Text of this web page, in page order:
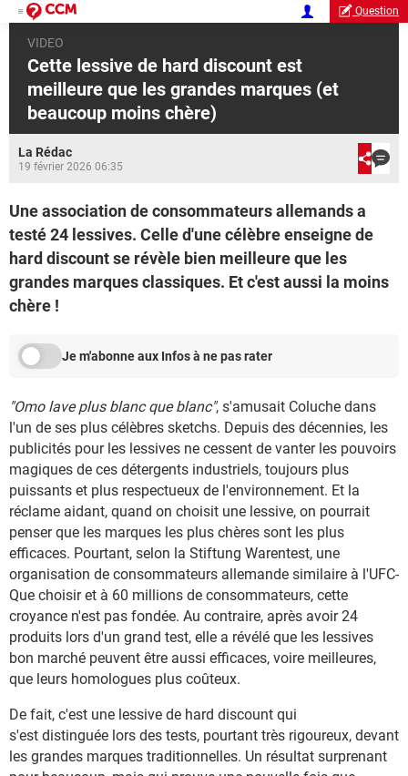
Question
VIDEO
Cette lessive de hard discount est
meilleure que les grandes marques (et
beaucoup moins chère)
La Rédac
19 février 2026 06:35
Une association de consommateurs allemands a
testé 24 lessives. Celle d'une célèbre enseigne de
hard discount se révèle bien meilleure que les
grandes marques classiques. Et c'est aussi la moins
chère !
Je m'abonne aux Infos à ne pas rater
"Omo lave plus blanc que blanc", s'amusait Coluche dans
l'un de ses plus célèbres sketchs. Depuis des décennies, les
publicités pour les lessives ne cessent de vanter les pouvoirs
magiques de ces détergents industriels, toujours plus
puissants et plus respectueux de l'environnement. Et la
réclame aidant, quand on choisit une lessive, on pourrait
penser que les marques les plus chères sont les plus
efficaces. Pourtant, selon la Stiftung Warentest, une
organisation de consommateurs allemande similaire à l'UFC-
Que choisir et à 60 millions de consommateurs, cette
croyance n'est pas fondée. Au contraire, après avoir 24
produits lors d'un grand test, elle a révélé que les lessives
bon marché peuvent être aussi efficaces, voire meilleures,
que leurs homologues plus coûteux.
De fait, c'est une lessive de hard discount qui
s'est distinguée lors des tests, pourtant très rigoureux, devant
les grandes marques traditionnelles. Un résultat surprenant